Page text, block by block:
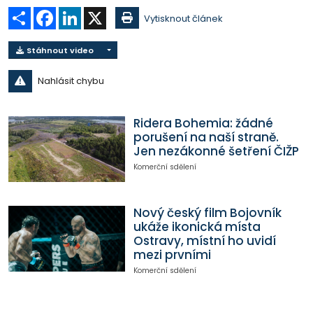
Sdílet Facebook
LinkedIn Vytisknout článek
Stáhnout video
Nahlásit chybu
Ridera Bohemia: žádné
porušení na naší straně.
Jen nezákonné šetření ČIŽP
Komerční sdělení
Nový český film Bojovník
ukáže ikonická místa
Ostravy, místní ho uvidí
mezi prvními
Komerční sdělení